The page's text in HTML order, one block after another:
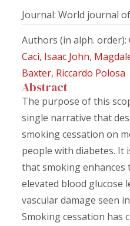
Journal: World journal
Authors (in alph. order):
Caci, Isaac John,
Baxter, Riccardo Polosa
Abstract
The purpose of this
single narrative that
smoking cessation on
people with diabetes. It
that smoking
elevated blood glucose
vascular damage seen
Smoking cessation has